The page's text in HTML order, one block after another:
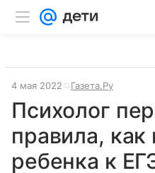
4 мая 2022 Газета.Ру
Психолог
правила, как
ребенка к